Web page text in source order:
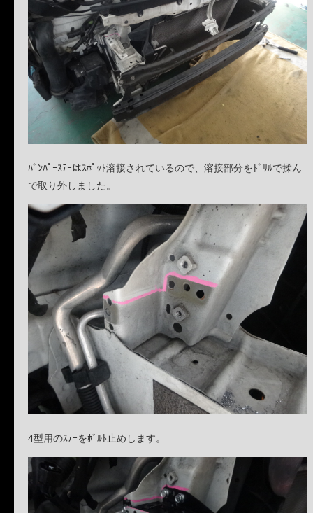
ﾊﾞﾝﾊﾟｰｽﾃｰはｽﾎﾟｯﾄ溶接されているので、溶接部分をﾄﾞﾘﾙで揉ん
で取り外しました。
4型用のｽﾃｰをﾎﾞﾙﾄ止めします。